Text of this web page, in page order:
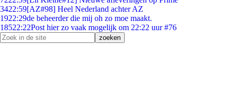
3422:59[AZ#98] Heel Nederland achter AZ
1922:29de beheerder die mij oh zo moe maakt.
18522:22Post hier zo vaak mogelijk om 22:22 uur #76